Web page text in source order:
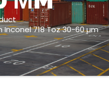
Inconel 718 Toz 30-60 µm